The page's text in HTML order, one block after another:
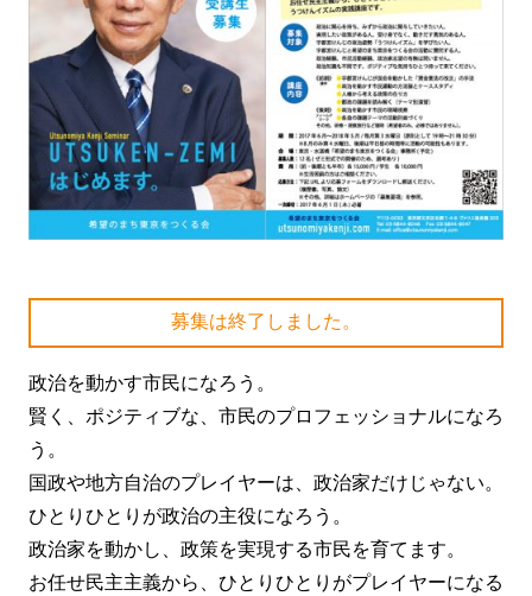
募集は終了しました。
政治を動かす市民になろう。
賢く、ポジティブな、市民のプロフェッショナルになろ
う。
国政や地方自治のプレイヤーは、政治家だけじゃない。
ひとりひとりが政治の主役になろう。
政治家を動かし、政策を実現する市民を育てます。
お任せ民主主義から、ひとりひとりがプレイヤーになる